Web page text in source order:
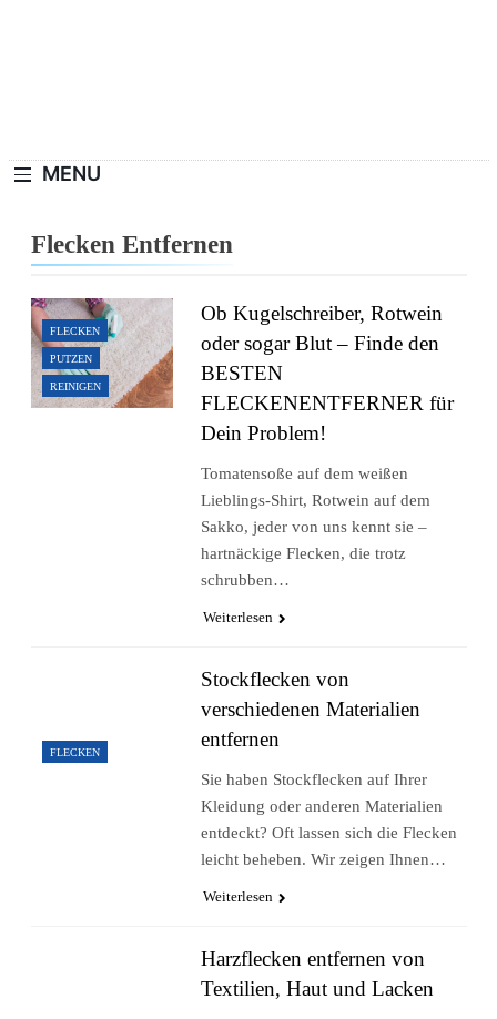
MENU
Flecken Entfernen
FLECKEN
PUTZEN
REINIGEN
Ob Kugelschreiber, Rotwein
oder sogar Blut – Finde den
BESTEN
FLECKENENTFERNER für
Dein Problem!
Tomatensoße auf dem weißen
Lieblings-Shirt, Rotwein auf dem
Sakko, jeder von uns kennt sie –
hartnäckige Flecken, die trotz
schrubben…
Weiterlesen
FLECKEN
Stockflecken von
verschiedenen Materialien
entfernen
Sie haben Stockflecken auf Ihrer
Kleidung oder anderen Materialien
entdeckt? Oft lassen sich die Flecken
leicht beheben. Wir zeigen Ihnen…
Weiterlesen
Harzflecken entfernen von
Textilien, Haut und Lacken